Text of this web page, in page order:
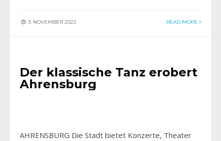
3. NOVEMBER 2022 READ MORE
Der klassische Tanz erobert
Ahrensburg
AHRENSBURG Die Stadt bietet Konzerte, Theater